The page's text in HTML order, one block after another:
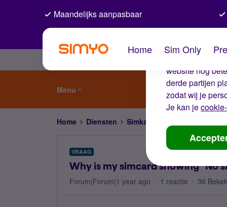
De
Wij gebruiken
website nog
derde partijen
zodat wij je
Je kan je
Maandelijks aanpasbaar
Home Sim Only
Menu
Home Diensten Simkaart en eSIM
VRAAG
Why is my simcard showing ''No
Forum|Forum|1 year ago 1 reactie 36